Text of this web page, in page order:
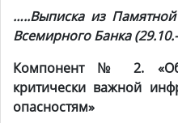
…..Выписка из
Всемирного Банка
Компонент № 2.
критически важной
опасностям»